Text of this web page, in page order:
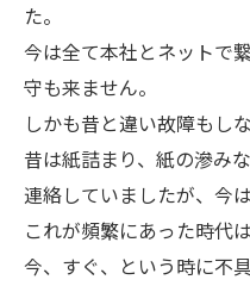
た。
今は全て本社とネットで
守も来ません。
しかも昔と違い故障もし
昔は紙詰まり、紙の滲み
連絡していましたが、今
これが頻繁にあった時代
今、すぐ、という時に不